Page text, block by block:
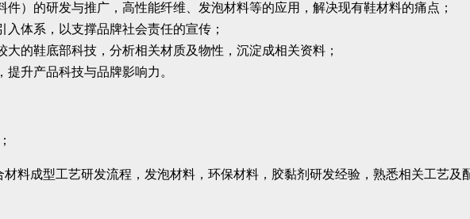
）的研发与推广，高性能纤维、发泡材料等的应用，解决现有鞋材料的痛点；
体系，以支撑品牌社会责任的宣传；
的鞋底部科技，分析相关材质及物性，沉淀成相关资料；
升产品科技与品牌影响力。
料成型工艺研发流程，发泡材料，环保材料，胶黏剂研发经验，熟悉相关工艺及